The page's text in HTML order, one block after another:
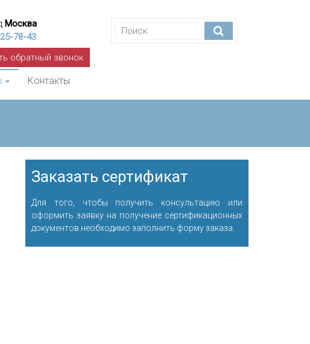
Москва
78-43
обратный звонок
Контакты
Заказать сертификат
Для того, чтобы получить консультацию или
оформить заявку на получение сертификационных
документов необходимо заполнить форму заказа.